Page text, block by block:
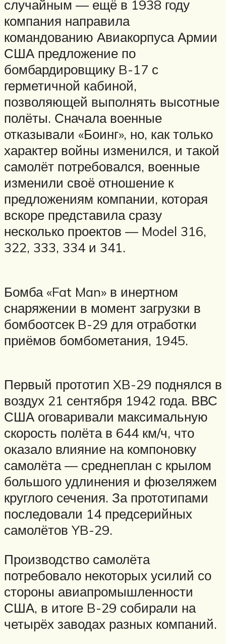
случайным — ещё в 1938 году
компания направила
командованию Авиакорпуса Армии
США предложение по
бомбардировщику B-17 с
герметичной кабиной,
позволяющей выполнять высотные
полёты. Сначала военные
отказывали «Боинг», но, как только
характер войны изменился, и такой
самолёт потребовался, военные
изменили своё отношение к
предложениям компании, которая
вскоре представила сразу
несколько проектов — Model 316,
322, 333, 334 и 341.
Бомба «Fat Man» в инертном
снаряжении в момент загрузки в
бомбоотсек B-29 для отработки
приёмов бомбометания, 1945.
Первый прототип XB-29 поднялся в
воздух 21 сентября 1942 года. ВВС
США оговаривали максимальную
скорость полёта в 644 км/ч, что
оказало влияние на компоновку
самолёта — среднеплан с крылом
большого удлинения и фюзеляжем
круглого сечения. За прототипами
последовали 14 предсерийных
самолётов YB-29.
Производство самолёта
потребовало некоторых усилий со
стороны авиапромышленности
США, в итоге B-29 собирали на
четырёх заводах разных компаний.